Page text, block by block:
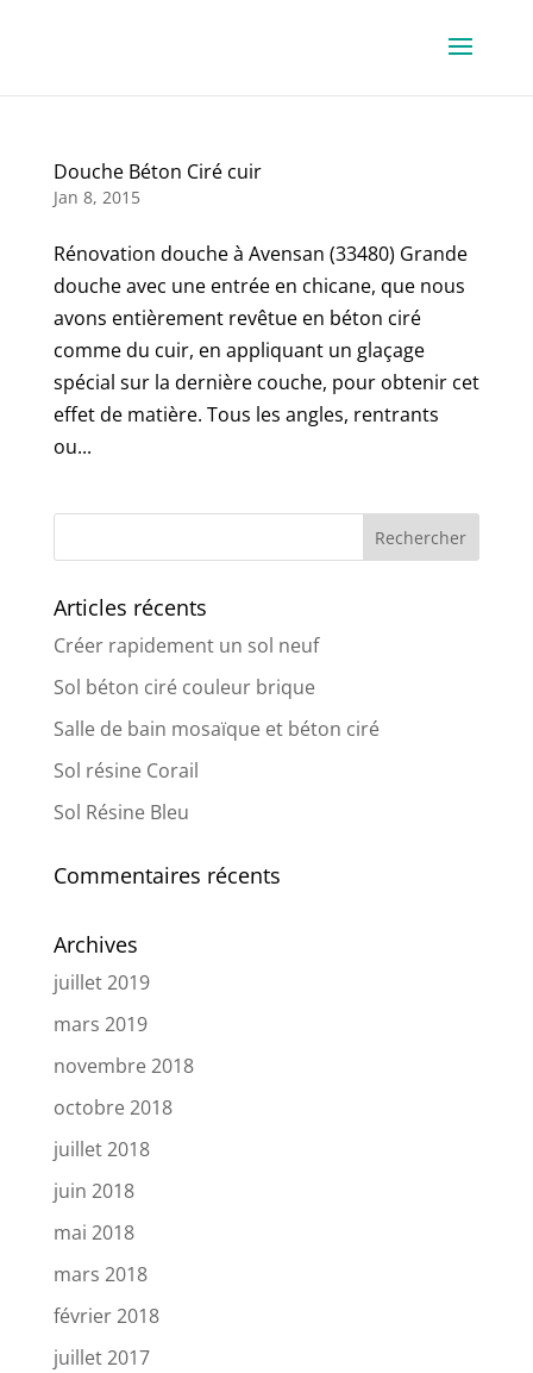
Douche Béton Ciré cuir
Jan 8, 2015
Rénovation douche à Avensan (33480) Grande
douche avec une entrée en chicane, que nous
avons entièrement revêtue en béton ciré
comme du cuir, en appliquant un glaçage
spécial sur la dernière couche, pour obtenir cet
effet de matière. Tous les angles, rentrants
ou...
Articles récents
Créer rapidement un sol neuf
Sol béton ciré couleur brique
Salle de bain mosaïque et béton ciré
Sol résine Corail
Sol Résine Bleu
Commentaires récents
Archives
juillet 2019
mars 2019
novembre 2018
octobre 2018
juillet 2018
juin 2018
mai 2018
mars 2018
février 2018
juillet 2017